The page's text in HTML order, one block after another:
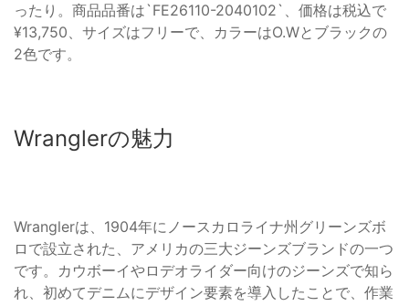
ったり。商品品番は`FE26110-2040102`、価格は税込で
¥13,750、サイズはフリーで、カラーはO.Wとブラックの
2色です。
Wranglerの魅力
Wranglerは、1904年にノースカロライナ州グリーンズボ
ロで設立された、アメリカの三大ジーンズブランドの一つ
です。カウボーイやロデオライダー向けのジーンズで知ら
れ、初めてデニムにデザイン要素を導入したことで、作業